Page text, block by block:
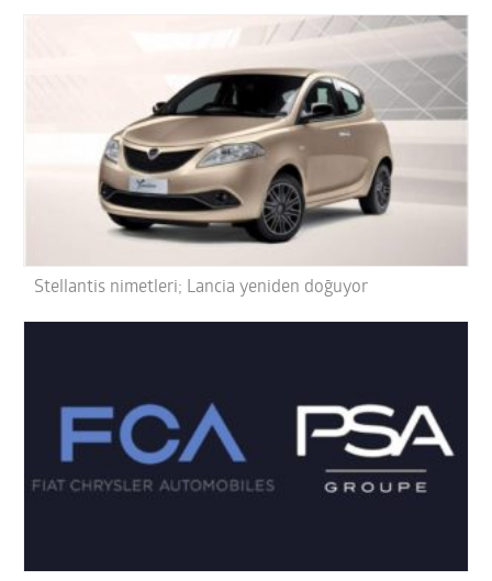
Stellantis nimetleri; Lancia yeniden doğuyor